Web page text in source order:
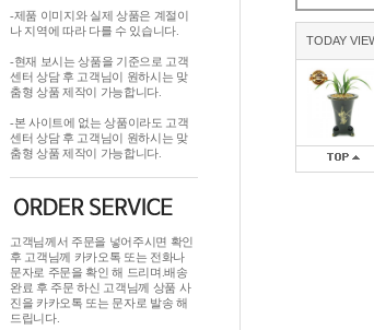
TODAY
-제품 이미지와 실제 상품은 계절이
나 지역에 따라 다를 수 있습니다.
-현재 보시는 상품을 기준으로 고객
센터 상담 후 고객님이 원하시는 맞
춤형 상품 제작이 가능합니다.
-본 사이트에 없는 상품이라도 고객
센터 상담 후 고객님이 원하시는 맞
춤형 상품 제작이 가능합니다.
고객님께서 주문을 넣어주시면 확인
후 고객님께 카카오톡 또는 전화나
문자로 주문을 확인 해 드리며.배송
완료 후 주문 하신 고객님께 상품 사
진을 카카오톡 또는 문자로 발송 해
드립니다.